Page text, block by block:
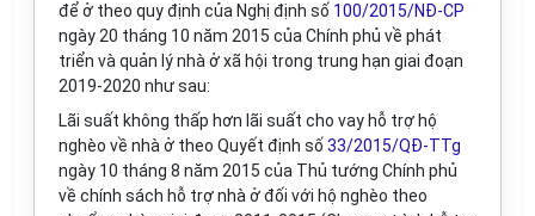
để ở theo quy định của Nghị định số 100/2015/NĐ-CP
ngày 20 tháng 10 năm 2015 của Chính phủ về phát
triển và quản lý nhà ở xã hội trong trung hạn giai đoạn
2019-2020 như sau:
Lãi suất không thấp hơn lãi suất cho vay hỗ trợ hộ
nghèo về nhà ở theo Quyết định số 33/2015/QĐ-TTg
ngày 10 tháng 8 năm 2015 của Thủ tướng Chính phủ
về chính sách hỗ trợ nhà ở đối với hộ nghèo theo